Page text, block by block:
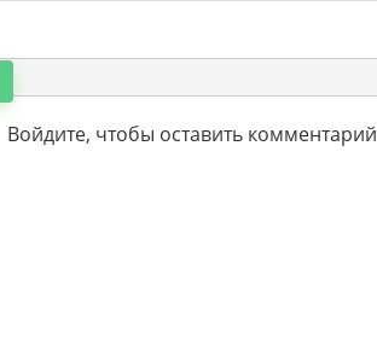
Войдите, чтобы оставить комментарий